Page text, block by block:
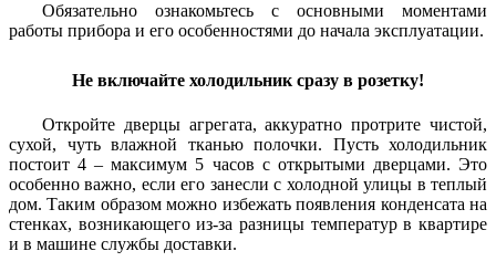
Обязательно ознакомьтесь с основными моментами
работы прибора и его особенностями до начала эксплуатации.
Не включайте холодильник сразу в розетку!
Откройте дверцы агрегата, аккуратно протрите чистой,
сухой, чуть влажной тканью полочки. Пусть холодильник
постоит 4 – максимум 5 часов с открытыми дверцами. Это
особенно важно, если его занесли с холодной улицы в теплый
дом. Таким образом можно избежать появления конденсата на
стенках, возникающего из-за разницы температур в квартире
и в машине службы доставки.